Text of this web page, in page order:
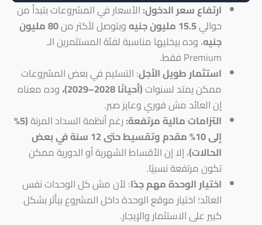
ارتفاع سعر الدخول: الأسعار في المشروعات بتبدأ من
حوالي15.5 مليون جنيه وبتوصل لأكتر من80مليون
جنيه، وده بيخليها مناسبة لفئة المستثمرين الـ
Premium فقط.
استثمار طويل الأجل: التسليم في بعض المشروعات
ممكن يمتد لسنوات(أحيانًا 2028–2029)،
وده معناه
إن العائد مش فوري وعايز صبر.
التزامات مالية مرتفعة: رغم أنظمة السداد المرنة
(5%
إلى 10% مقدم وتقسيط حتى 12 سنة في بعض
الحالات)، إلا إن الأقساط الشهرية أو الدورية ممكن
تكون مرتفعة نسبيًا.
اختيار الوحدة مهم جدًا: لأن مش كل الوحدات نفس
العائد؛ اختيار موقع الوحدة داخل المشروع بيأثر بشكل
كبير على الاستثمار والإيجار.